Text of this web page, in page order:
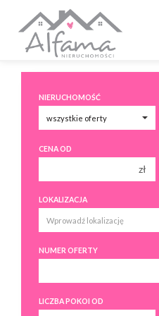
NIERUCHOMOŚĆ
CENA OD
zł
200 000 zł
250 000 zł
300 000 zł
LOKALIZACJA
NUMER OFERTY
LICZBA POKOI OD